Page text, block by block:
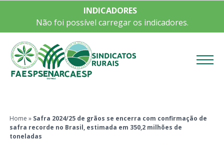
INDICADORES
Não foi possível carregar os indicadores.
Home » Safra 2024/25 de grãos se encerra com confirmação de
safra recorde no Brasil, estimada em 350,2 milhões de
toneladas